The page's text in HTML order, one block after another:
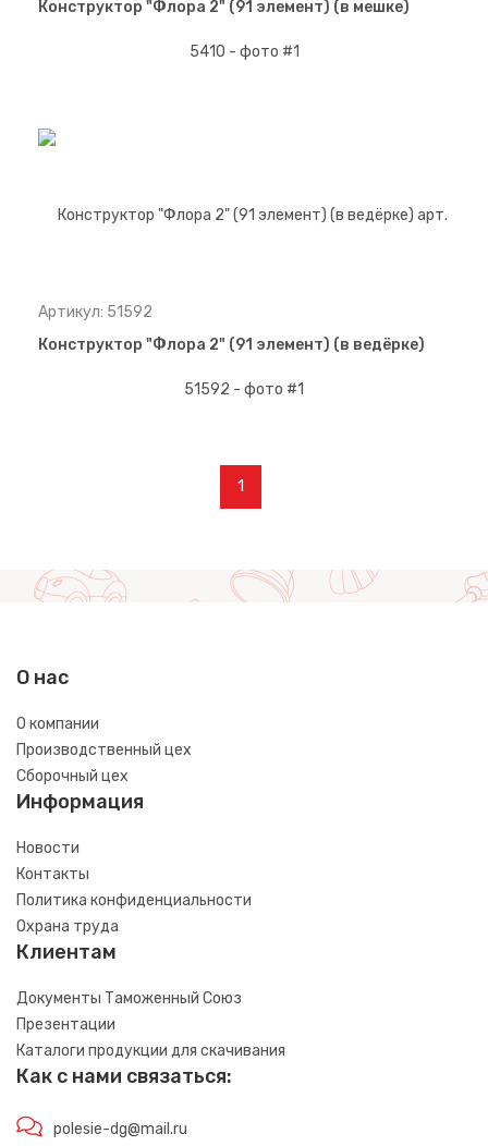
Конструктор "Флора 2" (91 элемент) (в мешке)
Артикул: 51592
Конструктор "Флора 2" (91 элемент) (в ведёрке)
1
О нас
О компании
Производственный цех
Сборочный цех
Информация
Новости
Контакты
Политика конфиденциальности
Охрана труда
Клиентам
Документы Таможенный Союз
Презентации
Каталоги продукции для скачивания
Как с нами связаться:
polesie-dg@mail.ru